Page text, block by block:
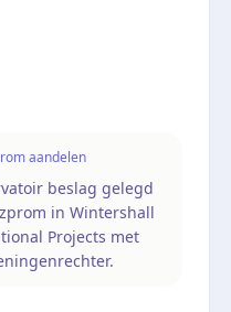
aandelen
beslag gelegd
in Wintershall
Projects met